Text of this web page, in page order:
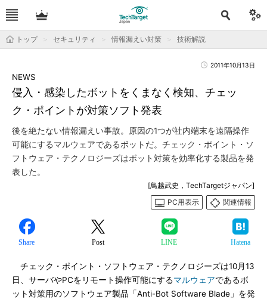
トップ セキュリティ 情報漏えい対策 技術解説
2011年10月13日
侵入・感染したボットをくまなく検知、チェッ
ク・ポイントが対策ソフト発表
NEWS
後を絶たない情報漏えい事故。原因の1つが社内端末を遠隔操作
可能にするマルウェアであるボットだ。チェック・ポイント・ソ
フトウェア・テクノロジーズはボット対策を効率化する製品を発
表した。
[鳥越武史，TechTargetジャパン]
PC用表示
関連情報
Share Post LINE Hatena
チェック・ポイント・ソフトウェア・テクノロジーズは10月13
日、サーバやPCをリモート操作可能にするマルウェアであるボ
ット対策用のソフトウェア製品「Anti-Bot Software Blade」を発